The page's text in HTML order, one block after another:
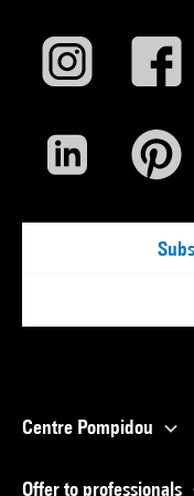
d'images
Canada, 2005, 6'02
The Red Scarf
prisonnière attend
Un vieil homme, un
Mr Reapers' Really
Centre Pompidou
Offer to professionals